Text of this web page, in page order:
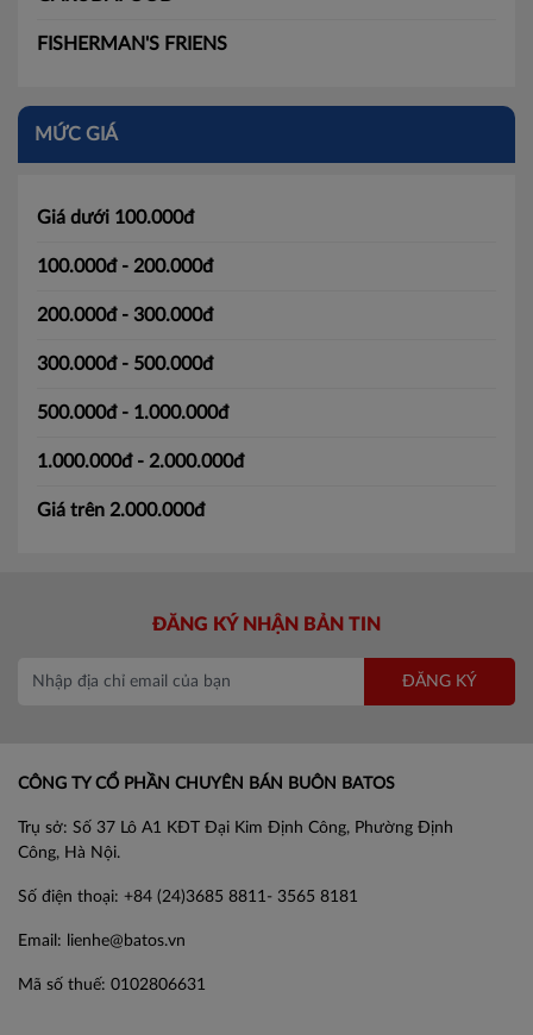
FISHERMAN'S FRIENS
MỨC GIÁ
Giá dưới 100.000đ
100.000đ - 200.000đ
200.000đ - 300.000đ
300.000đ - 500.000đ
500.000đ - 1.000.000đ
1.000.000đ - 2.000.000đ
Giá trên 2.000.000đ
ĐĂNG KÝ NHẬN BẢN TIN
ĐĂNG KÝ
CÔNG TY CỔ PHẦN CHUYÊN BÁN BUÔN BATOS
Trụ sở: Số 37 Lô A1 KĐT Đại Kim Định Công, Phường Định
Công, Hà Nội.
Số điện thoại: +84 (24)3685 8811- 3565 8181
Email: lienhe@batos.vn
Mã số thuế: 0102806631